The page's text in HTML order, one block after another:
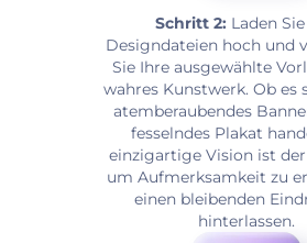
Schritt 2: Laden
Designdateien hoch und
Sie Ihre ausgewählte
wahres Kunstwerk. Ob es
atemberaubendes
fesselndes Plakat
einzigartige Vision ist der
um Aufmerksamkeit zu
einen bleibenden
hinterlassen.